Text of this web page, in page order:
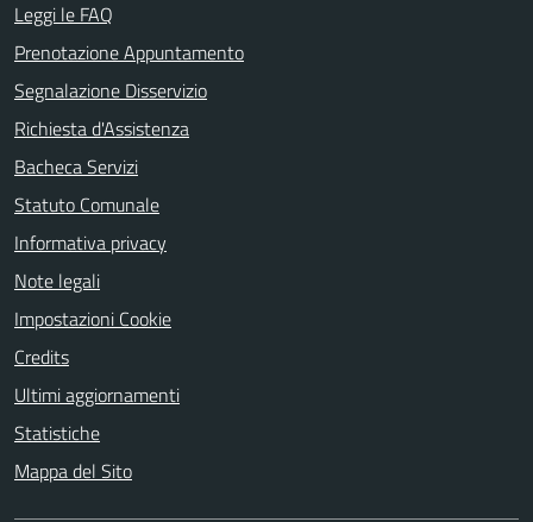
Leggi le FAQ
Prenotazione Appuntamento
Segnalazione Disservizio
Richiesta d'Assistenza
Bacheca Servizi
Statuto Comunale
Informativa privacy
Note legali
Impostazioni Cookie
Credits
Ultimi aggiornamenti
Statistiche
Mappa del Sito